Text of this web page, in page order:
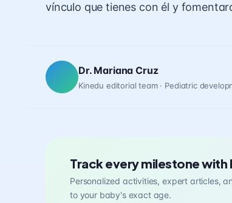
vínculo que tienes con él y
Dr. Mariana Cruz
Kinedu editorial team · Pediatric
Track every milestone with
Personalized activities, expert articles,
to your baby's exact age.